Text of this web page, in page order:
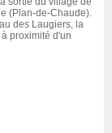
(Plan-de-Chaude).
des Laugiers, la
proximité d'un